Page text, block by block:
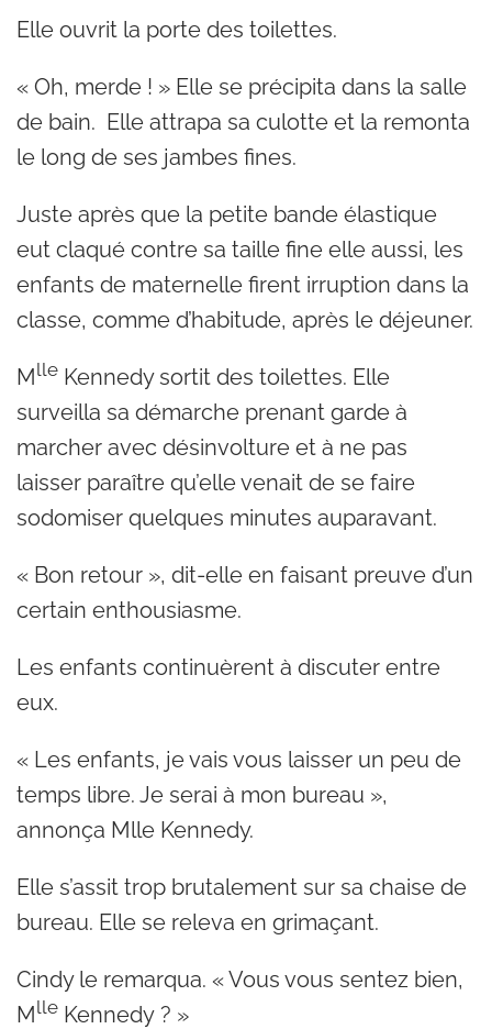
Elle ouvrit la porte des toilettes.
« Oh, merde ! » Elle se précipita dans la salle
de bain. Elle attrapa sa culotte et la remonta
le long de ses jambes fines.
Juste après que la petite bande élastique
eut claqué contre sa taille fine elle aussi, les
enfants de maternelle firent irruption dans la
classe, comme d’habitude, après le déjeuner.
Mlle Kennedy sortit des toilettes. Elle
surveilla sa démarche prenant garde à
marcher avec désinvolture et à ne pas
laisser paraître qu’elle venait de se faire
sodomiser quelques minutes auparavant.
« Bon retour », dit-elle en faisant preuve d’un
certain enthousiasme.
Les enfants continuèrent à discuter entre
eux.
« Les enfants, je vais vous laisser un peu de
temps libre. Je serai à mon bureau »,
annonça Mlle Kennedy.
Elle s’assit trop brutalement sur sa chaise de
bureau. Elle se releva en grimaçant.
Cindy le remarqua. « Vous vous sentez bien,
Mlle Kennedy ? »